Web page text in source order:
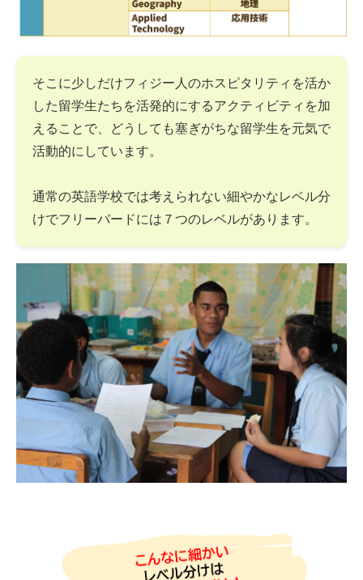
そこに少しだけフィジー人のホスピタリティを活か
した留学生たちを活発的にするアクティビティを加
えることで、どうしても塞ぎがちな留学生を元気で
活動的にしています。
通常の英語学校では考えられない細やかなレベル分
けでフリーバードには７つのレベルがあります。